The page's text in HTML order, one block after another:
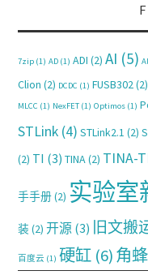
7zip (1) AD (1) ADI (2) AI (5)
Clion (2) DCDC (1) FUSB302(2)
MLCC (1) NexFET (1) Optimos (1)
STLink (4) STLink2.1 (2)
(2) TI (3) TINA(2) TINA-
手手册(2) 实验室
装 (2) 开源 (3) 旧文搬
百度云 (1) 硬缸 (6)角